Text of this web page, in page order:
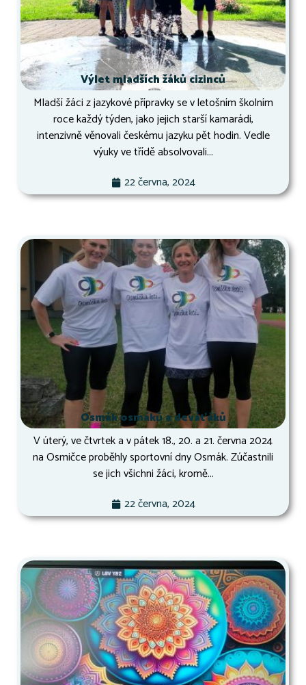
Výlet mladších žáků cizinců
Mladší žáci z jazykové přípravky se v letošním školním
roce každý týden, jako jejich starší kamarádi,
intenzivně věnovali českému jazyku pět hodin. Vedle
výuky ve třídě absolvovali...
22 června, 2024
Osmák osmáků a deváťáků
V úterý, ve čtvrtek a v pátek 18., 20. a 21. června 2024
na Osmičce proběhly sportovní dny Osmák. Zúčastnili
se jich všichni žáci, kromě...
22 června, 2024